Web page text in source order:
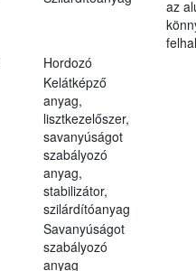
az
Hordozó
Kelátképző
anyag,
lisztkezelőszer,
savanyúságot
szabályozó
anyag,
stabilizátor,
szilárdítóanyag
Savanyúságot
szabályozó
anyag